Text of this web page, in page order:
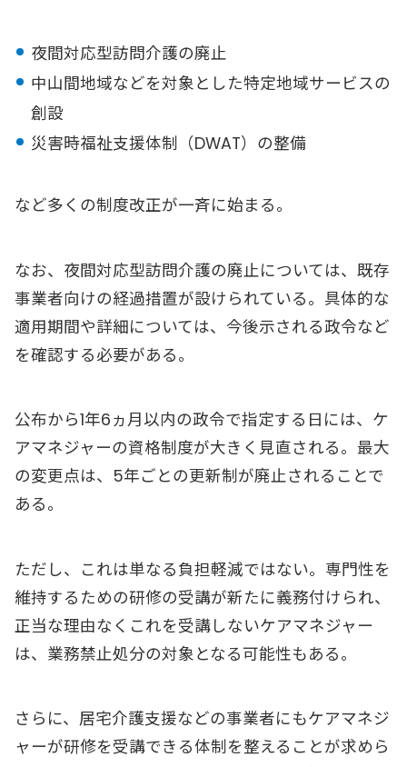
夜間対応型訪問介護の廃止
中山間地域などを対象とした特定地域サービスの
創設
災害時福祉支援体制（DWAT）の整備
など多くの制度改正が一斉に始まる。
なお、夜間対応型訪問介護の廃止については、既存
事業者向けの経過措置が設けられている。具体的な
適用期間や詳細については、今後示される政令など
を確認する必要がある。
公布から1年6ヵ月以内の政令で指定する日には、ケ
アマネジャーの資格制度が大きく見直される。最大
の変更点は、5年ごとの更新制が廃止されることで
ある。
ただし、これは単なる負担軽減ではない。専門性を
維持するための研修の受講が新たに義務付けられ、
正当な理由なくこれを受講しないケアマネジャー
は、業務禁止処分の対象となる可能性もある。
さらに、居宅介護支援などの事業者にもケアマネジ
ャーが研修を受講できる体制を整えることが求めら